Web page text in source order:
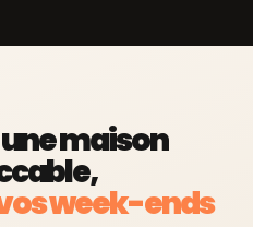
maison
week-ends